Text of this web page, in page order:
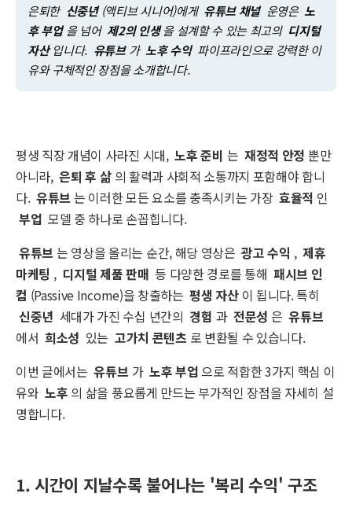
은퇴한 신중년 (액티브 시니어)에게 유튜브 채널 운영은 노
후 부업 을 넘어 제2의 인생 을 설계할 수 있는 최고의 디지털
자산 입니다. 유튜브 가 노후 수익 파이프라인으로 강력한 이
유와 구체적인 장점을 소개합니다.
평생 직장 개념이 사라진 시대, 노후 준비 는 재정적 안정 뿐만
아니라, 은퇴 후 삶 의 활력과 사회적 소통까지 포함해야 합니
다. 유튜브 는 이러한 모든 요소를 충족시키는 가장 효율적 인
부업 모델 중 하나로 손꼽힙니다.
유튜브 는 영상을 올리는 순간, 해당 영상은 광고 수익 , 제휴
마케팅 , 디지털 제품 판매 등 다양한 경로를 통해 패시브 인
컴 (Passive Income)을 창출하는 평생 자산 이 됩니다. 특히
신중년 세대가 가진 수십 년간의 경험 과 전문성 은 유튜브
에서 희소성 있는 고가치 콘텐츠 로 변환될 수 있습니다.
이번 글에서는 유튜브 가 노후 부업으로 적합한 3가지 핵심 이
유와 노후 의 삶을 풍요롭게 만드는 부가적인 장점을 자세히 설
명합니다.
1. 시간이 지날수록 불어나는 '복리 수익' 구조